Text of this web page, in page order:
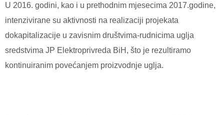
U 2016. godini, kao i u prethodnim mjesecima 2017.godine,
intenzivirane su aktivnosti na realizaciji projekata
dokapitalizacije u zavisnim društvima-rudnicima uglja
sredstvima JP Elektroprivreda BiH, što je rezultiramo
kontinuiranim povećanjem proizvodnje uglja.